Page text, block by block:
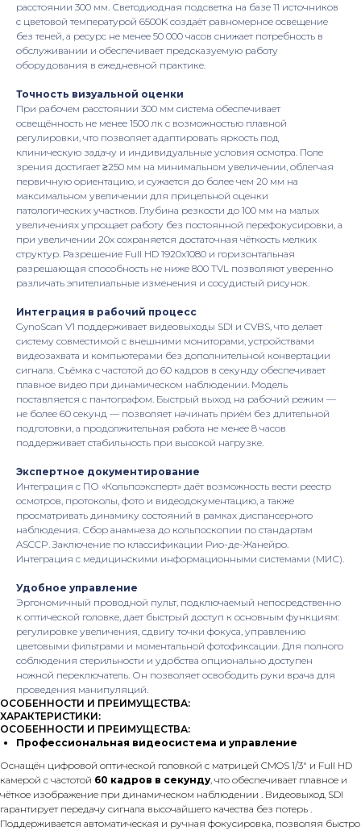
расстоянии 300 мм. Светодиодная подсветка на базе 11 источников
с цветовой температурой 6500K создаёт равномерное освещение
без теней, а ресурс не менее 50 000 часов снижает потребность в
обслуживании и обеспечивает предсказуемую работу
оборудования в ежедневной практике.
Точность визуальной оценки
При рабочем расстоянии 300 мм система обеспечивает
освещённость не менее 1500 лк с возможностью плавной
регулировки, что позволяет адаптировать яркость под
клиническую задачу и индивидуальные условия осмотра. Поле
зрения достигает ≥250 мм на минимальном увеличении, облегчая
первичную ориентацию, и сужается до более чем 20 мм на
максимальном увеличении для прицельной оценки
патологических участков. Глубина резкости до 100 мм на малых
увеличениях упрощает работу без постоянной перефокусировки, а
при увеличении 20x сохраняется достаточная чёткость мелких
структур. Разрешение Full HD 1920x1080 и горизонтальная
разрешающая способность не ниже 800 TVL позволяют уверенно
различать эпителиальные изменения и сосудистый рисунок.
Интеграция в рабочий процесс
GynoScan V1 поддерживает видеовыходы SDI и CVBS, что делает
систему совместимой с внешними мониторами, устройствами
видеозахвата и компьютерами без дополнительной конвертации
сигнала. Съёмка с частотой до 60 кадров в секунду обеспечивает
плавное видео при динамическом наблюдении. Модель
поставляется с пантографом. Быстрый выход на рабочий режим —
не более 60 секунд — позволяет начинать приём без длительной
подготовки, а продолжительная работа не менее 8 часов
поддерживает стабильность при высокой нагрузке.
Экспертное документирование
Интеграция с ПО «Кольпоэксперт» даёт возможность вести реестр
осмотров, протоколы, фото и видеодокументацию, а также
просматривать динамику состояний в рамках диспансерного
наблюдения. Сбор анамнеза до кольпоскопии по стандартам
ASCCP. Заключение по классификации Рио-де-Жанейро.
Интеграция с медицинскими информационными системами (МИС).
Удобное управление
Эргономичный проводной пульт, подключаемый непосредственно
к оптической головке, дает быстрый доступ к основным функциям:
регулировке увеличения, сдвигу точки фокуса, управлению
цветовыми фильтрами и моментальной фотофиксации. Для полного
соблюдения стерильности и удобства опционально доступен
ножной переключатель. Он позволяет освободить руки врача для
проведения манипуляций.
ОСОБЕННОСТИ И ПРЕИМУЩЕСТВА:
ХАРАКТЕРИСТИКИ:
ОСОБЕННОСТИ И ПРЕИМУЩЕСТВА:
Профессиональная видеосистема и управление
Оснащён цифровой оптической головкой с матрицей CMOS 1/3″ и Full HD
камерой с частотой 60 кадров в секунду, что обеспечивает плавное и
чёткое изображение при динамическом наблюдении . Видеовыход SDI
гарантирует передачу сигнала высочайшего качества без потерь .
Поддерживается автоматическая и ручная фокусировка, позволяя быстро